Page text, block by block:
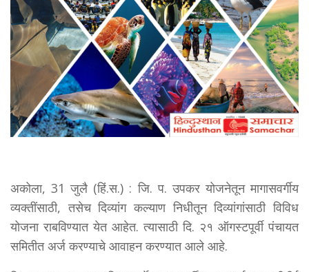
अकोला, 31 जुलै (हिं.स.) : जि. प. उपकर योजनेतून मागासवर्गीय
व्यक्तींसाठी, तसेच दिव्यांग कल्याण निधीतून दिव्यांगांसाठी विविध
योजना राबविण्यात येत आहेत. त्यासाठी दि. २१ ऑगस्टपूर्वी पंचायत
समितीत अर्ज करण्याचे आवाहन करण्यात आले आहे.